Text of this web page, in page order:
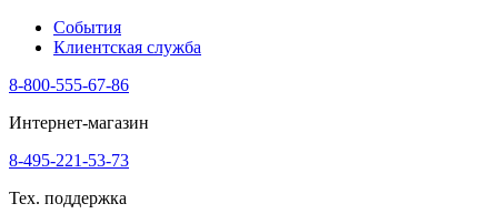
События
Клиентская служба
8-800-555-67-86
Интернет-магазин
8-495-221-53-73
Тех. поддержка